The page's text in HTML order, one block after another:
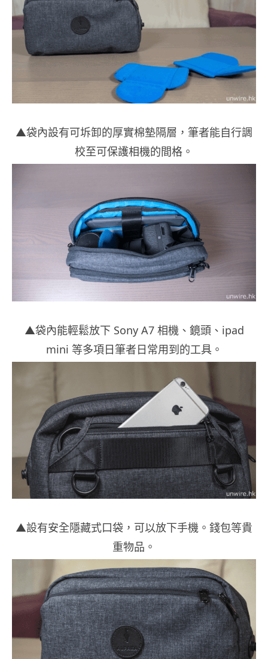
▲袋內設有可坼卸的厚實棉墊隔層，筆者能自行調
校至可保護相機的間格。
▲袋內能輕鬆放下 Sony A7 相機、鏡頭、ipad
mini 等多項日筆者日常用到的工具。
▲設有安全隱藏式口袋，可以放下手機。錢包等貴
重物品。